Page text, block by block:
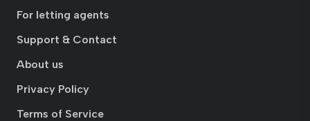
For letting agents
Support & Contact
About us
Privacy Policy
Terms of Service